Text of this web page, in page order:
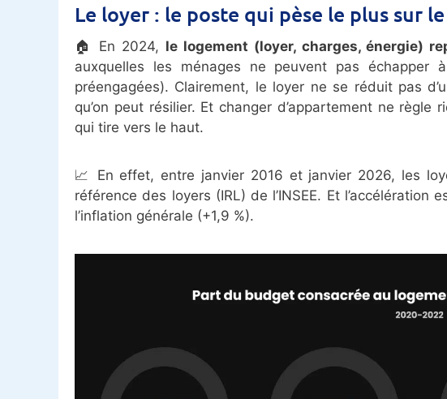
Le loyer : le poste qui pèse le plus sur
🏠 En 2024, le logement (loyer, charges, énergie)
auxquelles les ménages ne peuvent pas échapper
préengagées). Clairement, le loyer ne se réduit pas
qu’on peut résilier. Et changer d’appartement ne règle
qui tire vers le haut.
📈 En effet, entre janvier 2016 et janvier 2026, les
référence des loyers (IRL) de l’INSEE. Et l’accélération
l’inflation générale (+1,9 %).